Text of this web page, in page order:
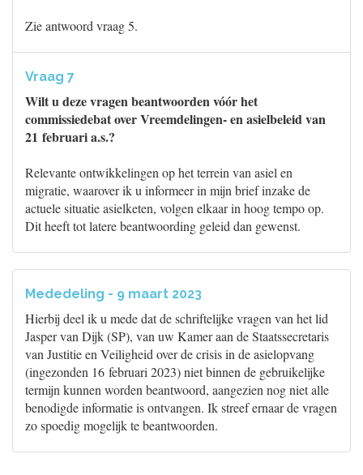
Zie antwoord vraag 5.
Vraag 7
Wilt u deze vragen beantwoorden vóór het
commissiedebat over Vreemdelingen- en asielbeleid van
21 februari a.s.?
Relevante ontwikkelingen op het terrein van asiel en
migratie, waarover ik u informeer in mijn brief inzake de
actuele situatie asielketen, volgen elkaar in hoog tempo op.
Dit heeft tot latere beantwoording geleid dan gewenst.
Mededeling - 9 maart 2023
Hierbij deel ik u mede dat de schriftelijke vragen van het lid
Jasper van Dijk (SP), van uw Kamer aan de Staatssecretaris
van Justitie en Veiligheid over de crisis in de asielopvang
(ingezonden 16 februari 2023) niet binnen de gebruikelijke
termijn kunnen worden beantwoord, aangezien nog niet alle
benodigde informatie is ontvangen. Ik streef ernaar de vragen
zo spoedig mogelijk te beantwoorden.